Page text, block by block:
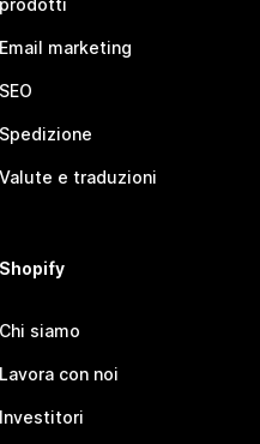
prodotti
Email marketing
SEO
Spedizione
Valute e traduzioni
Shopify
Chi siamo
Lavora con noi
Investitori